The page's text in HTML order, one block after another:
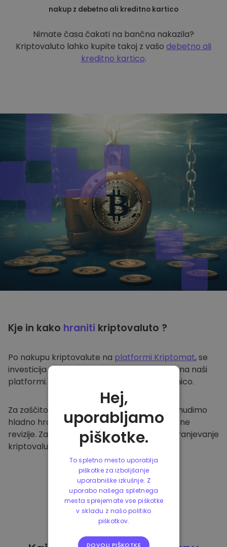
nakup z debetno ali kreditno kartico
Nimate časa čakati na bančna nakazila?
Kriptovaluto lahko kupite takoj z vašo debetno ali
kreditno kartico.
Kje in kako hraniti kriptovaluto ?
Po nakupu kriptovalute na platformi Kriptomat, se
investicija prenese v vašo varno denarnico na naši
platformi. Vsak uporabnik ima svojo denarnico.
Za zaščito naših strank in njihovih sredstev nudimo
hladno hrambo ter redno izvajamo varnostne
revizije. Zato je naša platforma varna za shranjevanje
kriptovalute in ostalih kripto naložb.
Hej,
uporabljamo
piškotke.
To spletno mesto uporablja
piškotke za izboljšanje
uporabniške izkušnje. Z
uporabo našega spletnega
mesta sprejemate vse piškotke
v skladu z našo politiko
piškotkov.
DOVOLI PIŠKOTKE